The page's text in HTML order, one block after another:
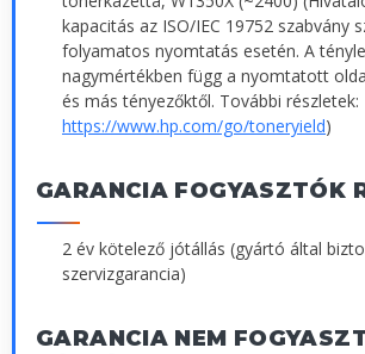
kapacitás az ISO/IEC 19752 szabvány
folyamatos nyomtatás esetén. A
nagymértékben függ a nyomtatott
és más tényezőktől. További részletek:
https://www.hp.com/go/toneryield)
GARANCIA FOGYASZTÓK
2 év kötelező jótállás (gyártó által
szervizgarancia)
GARANCIA NEM